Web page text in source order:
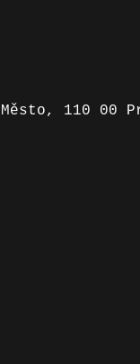
110 00